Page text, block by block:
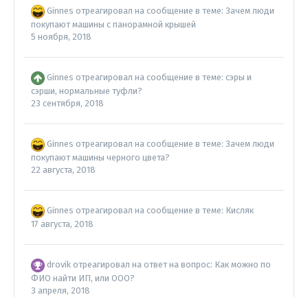
Ginnes отреагировал на сообщение в теме: Зачем люди
покупают машины с панорамной крышей
5 ноября, 2018
Ginnes отреагировал на сообщение в теме: сэры и
сэрши, нормальные туфли?
23 сентября, 2018
Ginnes отреагировал на сообщение в теме: Зачем люди
покупают машины черного цвета?
22 августа, 2018
Ginnes отреагировал на сообщение в теме: Кисляк
17 августа, 2018
drovik отреагировал на ответ на вопрос: Как можно по
ФИО найти ИП, или ООО?
3 апреля, 2018